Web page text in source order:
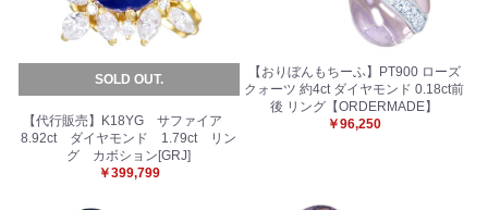
SOLD OUT.
【代行販売】K18YG サファイア
8.92ct ダイヤモンド 1.79ct リン
グ カボション[GRJ]
￥399,799
【おりぼんもちーふ】PT900 ローズ
クォーツ 約4ct ダイヤモンド 0.18ct前
後 リング【ORDERMADE】
￥96,250